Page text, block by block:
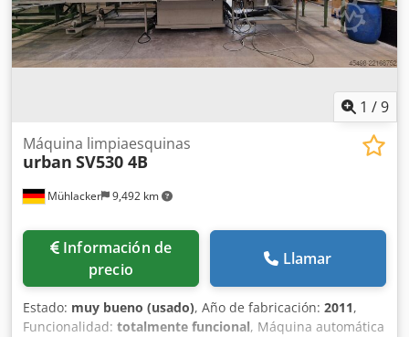
1 /9
Mühlacker 9,492 km
Máquina limpiaesquinas
urban SV530 4B
Información de
precio
Llamar
Estado: muy bueno (usado), Año de fabricación: 2011,
Funcionalidad: totalmente funcional, Máquina automática